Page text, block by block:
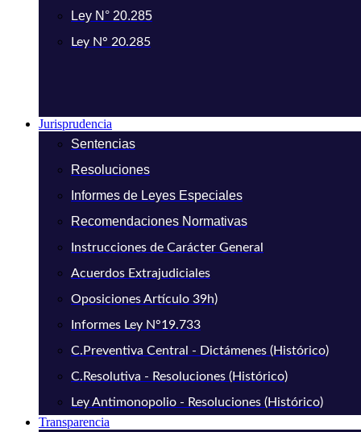
Ley N° 20.285
Ley N° 20.285
Jurisprudencia
Sentencias
Resoluciones
Informes de Leyes Especiales
Recomendaciones Normativas
Instrucciones de Carácter General
Acuerdos Extrajudiciales
Oposiciones Artículo 39h)
Informes Ley N°19.733
C.Preventiva Central - Dictámenes (Histórico)
C.Resolutiva - Resoluciones (Histórico)
Ley Antimonopolio - Resoluciones (Histórico)
Transparencia